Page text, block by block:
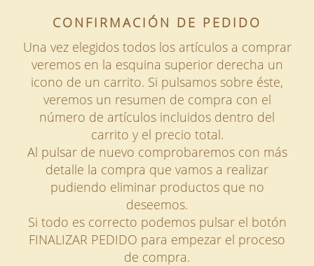
CONFIRMACIÓN DE PEDIDO
Una vez elegidos todos los artículos a comprar
veremos en la esquina superior derecha un
icono de un carrito. Si pulsamos sobre éste,
veremos un resumen de compra con el
número de artículos incluidos dentro del
carrito y el precio total.
Al pulsar de nuevo comprobaremos con más
detalle la compra que vamos a realizar
pudiendo eliminar productos que no
deseemos.
Si todo es correcto podemos pulsar el botón
FINALIZAR PEDIDO para empezar el proceso
de compra.